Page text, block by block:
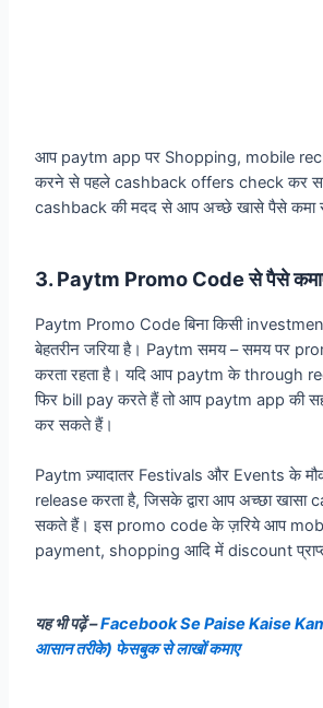
आप paytm app पर Shopping, mobile
करने से पहले cashback offers check कर
cashback की मदद से आप अच्छे खासे पैसे कमा
3. Paytm Promo Code से पैसे
Paytm Promo Code बिना किसी
बेहतरीन जरिया है। Paytm समय – समय पर
करता रहता है। यदि आप paytm के through
फिर bill pay करते हैं तो आप paytm app की
कर सकते हैं।
Paytm ज़्यादातर Festivals और Events के
release करता है, जिसके द्वारा आप अच्छा खासा
सकते हैं। इस promo code के ज़रिये आप
payment, shopping आदि में discount
यह भी पढ़ें –Facebook Se Paise Kaise
आसान तरीके) फेसबुक से लाखों कमाए